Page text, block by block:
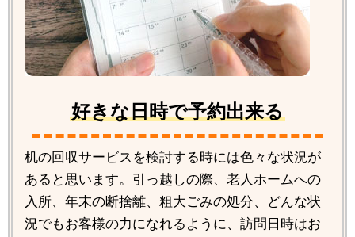
好きな日時で予約出来る
机の回収サービスを検討する時には色々な状況が
あると思います。引っ越しの際、老人ホームへの
入所、年末の断捨離、粗大ごみの処分、どんな状
況でもお客様の力になれるように、訪問日時はお